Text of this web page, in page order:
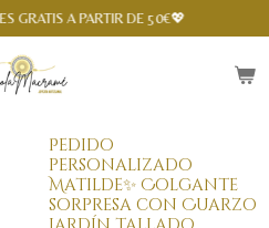
GRATIS A PARTIR DE 50€💖
Pedido
personalizado
Matilde✨ Colgante
sorpresa con Cuarzo
Spanish